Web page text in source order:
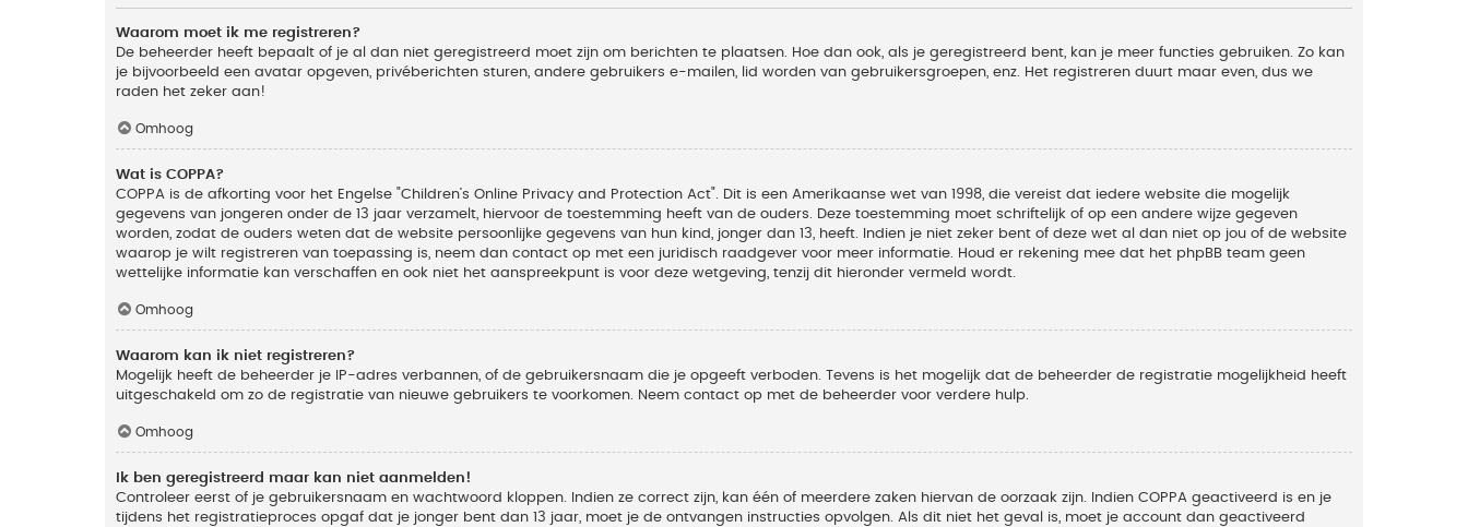
Waarom moet ik me registreren?
De beheerder heeft bepaalt of je al dan niet geregistreerd moet zijn om berichten te plaatsen. Hoe dan ook, als je geregistreerd bent, kan je meer functies gebruiken. Zo kan
je bijvoorbeeld een avatar opgeven, privéberichten sturen, andere gebruikers e-mailen, lid worden van gebruikersgroepen, enz. Het registreren duurt maar even, dus we
raden het zeker aan!
Omhoog
Wat is COPPA?
COPPA is de afkorting voor het Engelse "Children’s Online Privacy and Protection Act". Dit is een Amerikaanse wet van 1998, die vereist dat iedere website die mogelijk
gegevens van jongeren onder de 13 jaar verzamelt, hiervoor de toestemming heeft van de ouders. Deze toestemming moet schriftelijk of op een andere wijze gegeven
worden, zodat de ouders weten dat de website persoonlijke gegevens van hun kind, jonger dan 13, heeft. Indien je niet zeker bent of deze wet al dan niet op jou of de website
waarop je wilt registreren van toepassing is, neem dan contact op met een juridisch raadgever voor meer informatie. Houd er rekening mee dat het phpBB team geen
wettelijke informatie kan verschaffen en ook niet het aanspreekpunt is voor deze wetgeving, tenzij dit hieronder vermeld wordt.
Omhoog
Waarom kan ik niet registreren?
Mogelijk heeft de beheerder je IP-adres verbannen, of de gebruikersnaam die je opgeeft verboden. Tevens is het mogelijk dat de beheerder de registratie mogelijkheid heeft
uitgeschakeld om zo de registratie van nieuwe gebruikers te voorkomen. Neem contact op met de beheerder voor verdere hulp.
Omhoog
Ik ben geregistreerd maar kan niet aanmelden!
Controleer eerst of je gebruikersnaam en wachtwoord kloppen. Indien ze correct zijn, kan één of meerdere zaken hiervan de oorzaak zijn. Indien COPPA geactiveerd is en je
tijdens het registratieproces opgaf dat je jonger bent dan 13 jaar, moet je de ontvangen instructies opvolgen. Als dit niet het geval is, moet je account dan geactiveerd